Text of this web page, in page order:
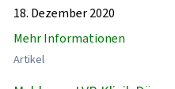
18. Dezember 2020
Mehr Informationen
Artikel